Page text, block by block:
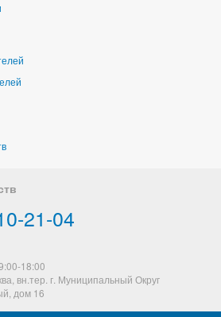
21-04
18:00
вн.тер. г. Муниципальный Округ
дом 16